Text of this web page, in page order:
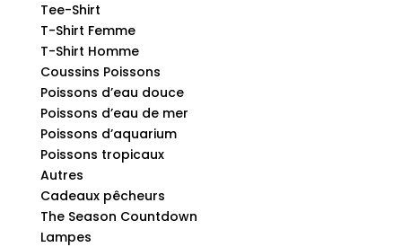
Tee-Shirt
T-Shirt Femme
T-Shirt Homme
Coussins Poissons
Poissons d’eau douce
Poissons d’eau de mer
Poissons d’aquarium
Poissons tropicaux
Autres
Cadeaux pêcheurs
The Season Countdown
Lampes